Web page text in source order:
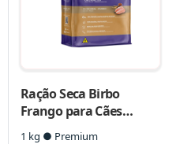
Ração Seca Birbo
Frango para Cães
Adultos
1 kg ● Premium